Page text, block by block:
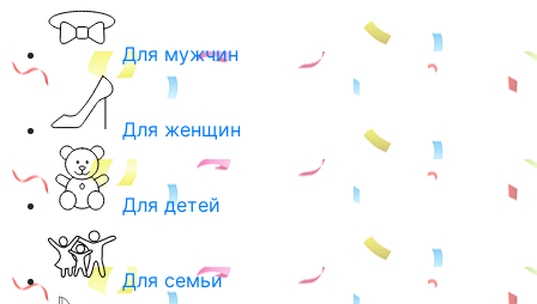
Для мужчин
Для женщин
Для детей
Для семьи